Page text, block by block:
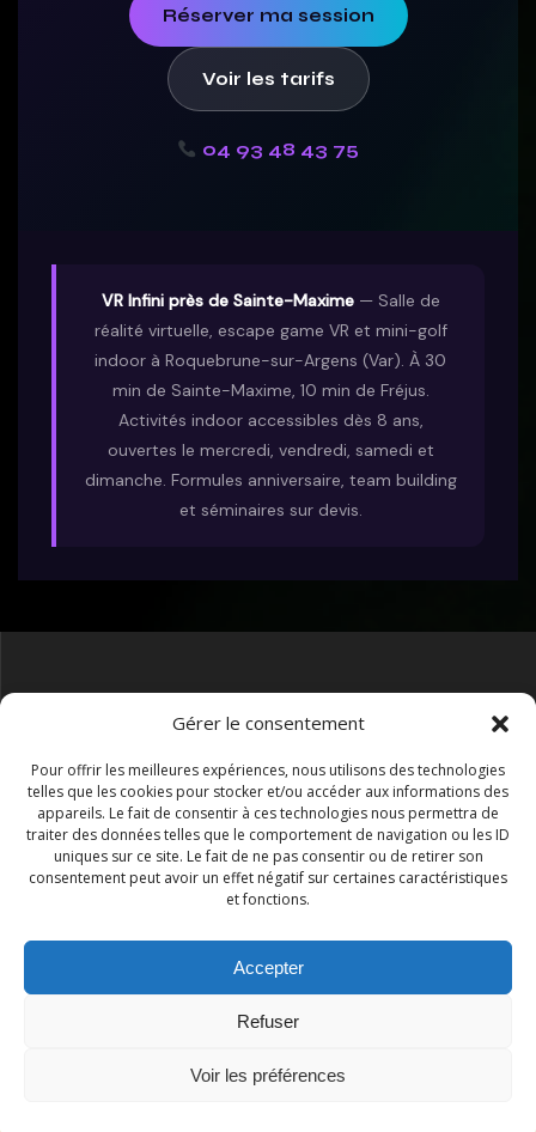
Gérer le consentement
Pour offrir les meilleures expériences, nous utilisons des technologies
telles que les cookies pour stocker et/ou accéder aux informations des
appareils. Le fait de consentir à ces technologies nous permettra de
traiter des données telles que le comportement de navigation ou les ID
uniques sur ce site. Le fait de ne pas consentir ou de retirer son
consentement peut avoir un effet négatif sur certaines caractéristiques
et fonctions.
Accepter
Refuser
Voir les préférences
Réserver ma session
Voir les tarifs
04 93 48 43 75
VR Infini près de Sainte-Maxime— Salle de
réalité virtuelle, escape game VR et mini-golf
indoor à Roquebrune-sur-Argens (Var). À 30
min de Sainte-Maxime, 10 min de Fréjus.
Activités indoor accessibles dès 8 ans,
ouvertes le mercredi, vendredi, samedi et
dimanche. Formules anniversaire, team building
et séminaires sur devis.
83520 Roquebrune-sur-Argens Arrêt bus les 4 chemins
conditions-generales-de-vente Mentions-legales
04 93 48 43 75
© 2026 VR Infini. Construit avec WordPress et le